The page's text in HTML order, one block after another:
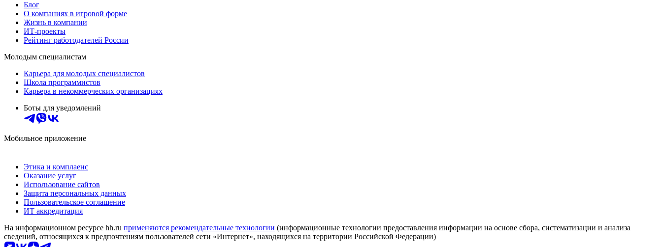
Блог
О компаниях в игровой форме
Жизнь в компании
ИТ-проекты
Рейтинг работодателей России
Молодым специалистам
Карьера для молодых специалистов
Школа программистов
Карьера в некоммерческих организациях
Боты для уведомлений
Мобильное приложение
Этика и комплаенс
Оказание услуг
Использование сайтов
Защита персональных данных
Пользовательское соглашение
ИТ аккредитация
На информационном ресурсе hh.ru применяются рекомендательные технологии (информационные технологии предоставления информации на основе сбора, систематизации и анализа
сведений, относящихся к предпочтениям пользователей сети «Интернет», находящихся на территории Российской Федерации)